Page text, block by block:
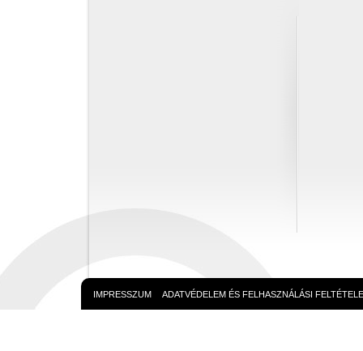
IMPRESSZUM ADATVÉDELEM ÉS FELHASZNÁLÁSI